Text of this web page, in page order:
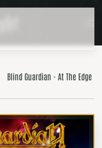
Blind Guardian - At The Edge